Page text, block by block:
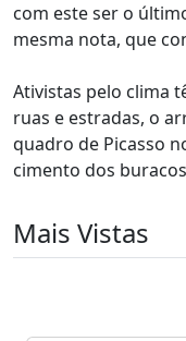
com este ser o
mesma nota, que
Ativistas pelo clima
ruas e estradas, o
quadro de Picasso
cimento dos
Mais Vistas